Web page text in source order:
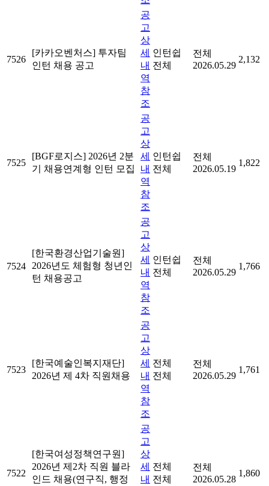
7526
[카카오벤처스] 투자팀
인턴 채용 공고
공
고
상
세
내
역
참
조
인턴쉽
전체
전체
2026.05.29
2,132
7525
[BGF로지스] 2026년 2분
기 채용연계형 인턴 모집
공
고
상
세
내
역
참
조
인턴쉽
전체
전체
2026.05.19
1,822
7524
[한국환경산업기술원]
2026년도 체험형 청년인
턴 채용공고
공
고
상
세
내
역
참
조
인턴쉽
전체
전체
2026.05.29
1,766
7523
[한국예술인복지재단]
2026년 제 4차 직원채용
공
고
상
세
내
역
참
조
전체
전체
전체
2026.05.29
1,761
7522
[한국여성정책연구원]
2026년 제2차 직원 블라
인드 채용(연구직, 행정
공
고
상
세
내
전체
전체
전체
2026.05.28
1,860